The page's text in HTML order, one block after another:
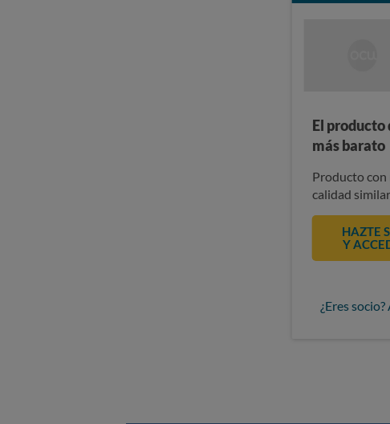
El producto
más barato
Producto con
calidad
HAZTE
Y
¿Eres